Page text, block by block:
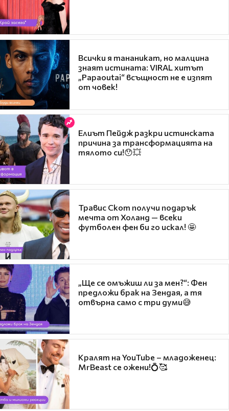
Всички я тананикат, но малцина
знаят истината: VIRAL хитът
„Papaoutai“ всъщност не е изпят
от човек!
Елиът Пейдж разкри истинската
причина за трансформацията на
тялото си!😯💥
Травис Скот получи подарък
мечта от Холанд — всеки
футболен фен би го искал! 🤩
„Ще се омъжиш ли за мен?“: Фен
предложи брак на Зендая, а тя
отвърна само с три думи😅
Кралят на YouTube – младоженец:
MrBeast се ожени!💍🥰